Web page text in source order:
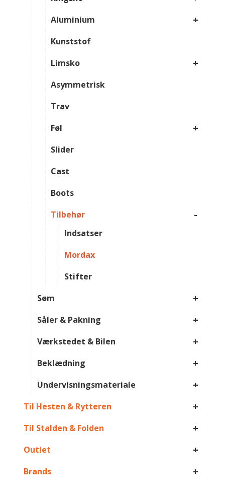
Aluminium +
Kunststof
Limsko
+
Asymmetrisk
Trav
Føl
+
Slider
Cast
Boots
Tilbehør
-
Indsatser
Mordax
Stifter
Søm
+
Såler & Pakning +
Værkstedet & Bilen +
Beklædning +
Undervisningsmateriale +
Til Hesten & Rytteren +
Til Stalden & Folden +
Outlet +
Brands +